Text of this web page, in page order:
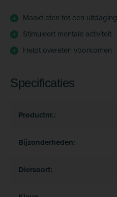
Maakt eten tot een uitdaging
Stimuleert mentale activiteit
Helpt overeten voorkomen
Specificaties
Productnr.:
Bijzonderheden:
Diersoort: